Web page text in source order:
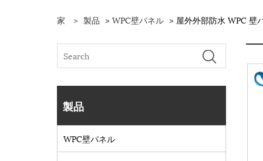
家 > 製品 > WPC壁パネル > 屋外外部防水 WPC 壁
製品
WPC壁パネル